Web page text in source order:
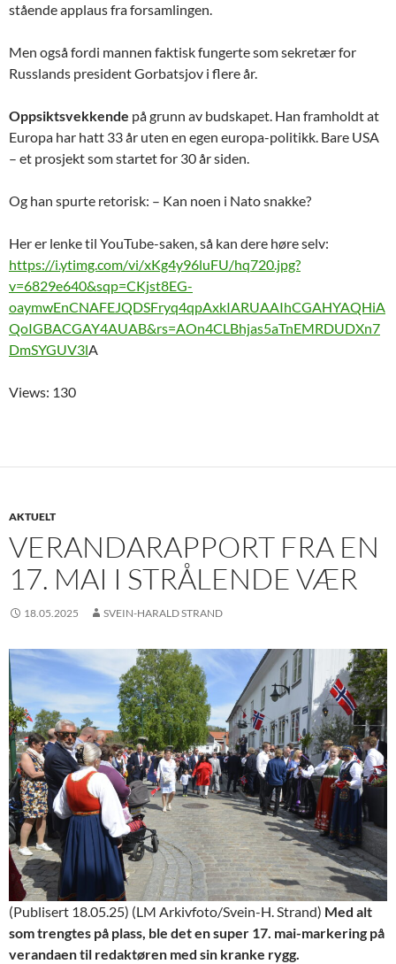
stående applaus fra forsamlingen.
Men også fordi mannen faktisk fungerte som sekretær for
Russlands president Gorbatsjov i flere år.
Oppsiktsvekkende på grunn av budskapet. Han framholdt at
Europa har hatt 33 år uten en egen europa-politikk. Bare USA
– et prosjekt som startet for 30 år siden.
Og han spurte retorisk: – Kan noen i Nato snakke?
Her er lenke til YouTube-saken, så kan dere høre selv:
https://i.ytimg.com/vi/xKg4y96luFU/hq720.jpg?
v=6829e640&sqp=CKjst8EG-
oaymwEnCNAFEJQDSFryq4qpAxkIARUAAIhCGAHYAQHiA
QoIGBACGAY4AUAB&rs=AOn4CLBhjas5aTnEMRDUDXn7
DmSYGUV3lA
Views: 130
AKTUELT
VERANDARAPPORT FRA EN
17. MAI I STRÅLENDE VÆR
18.05.2025 SVEIN-HARALD STRAND
(Publisert 18.05.25) (LM Arkivfoto/Svein-H. Strand) Med alt
som trengtes på plass, ble det en super 17. mai-markering på
verandaen til redaktøren med sin kranke rygg.